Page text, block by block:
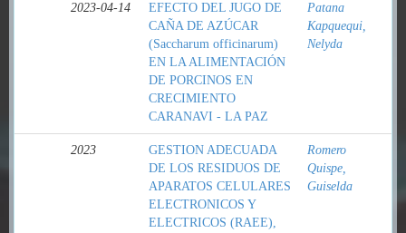
2023-04-14
EFECTO DEL JUGO DE
CAÑA DE AZÚCAR
(Saccharum officinarum)
EN LA ALIMENTACIÓN
DE PORCINOS EN
CRECIMIENTO
CARANAVI - LA PAZ
Patana
Kapquequi,
Nelyda
2023
GESTION ADECUADA
DE LOS RESIDUOS DE
APARATOS CELULARES
ELECTRONICOS Y
ELECTRICOS (RAEE),
Romero
Quispe,
Guiselda